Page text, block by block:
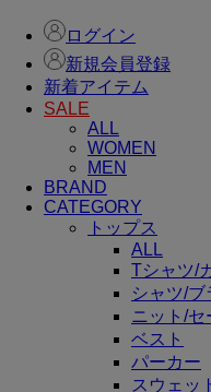
ログイン
新規会員登録
新着アイテム
SALE
ALL
WOMEN
MEN
BRAND
CATEGORY
トップス
ALL
Tシャツ/
シャツ/ブ
ニット/セ
ベスト
パーカー
スウェッ